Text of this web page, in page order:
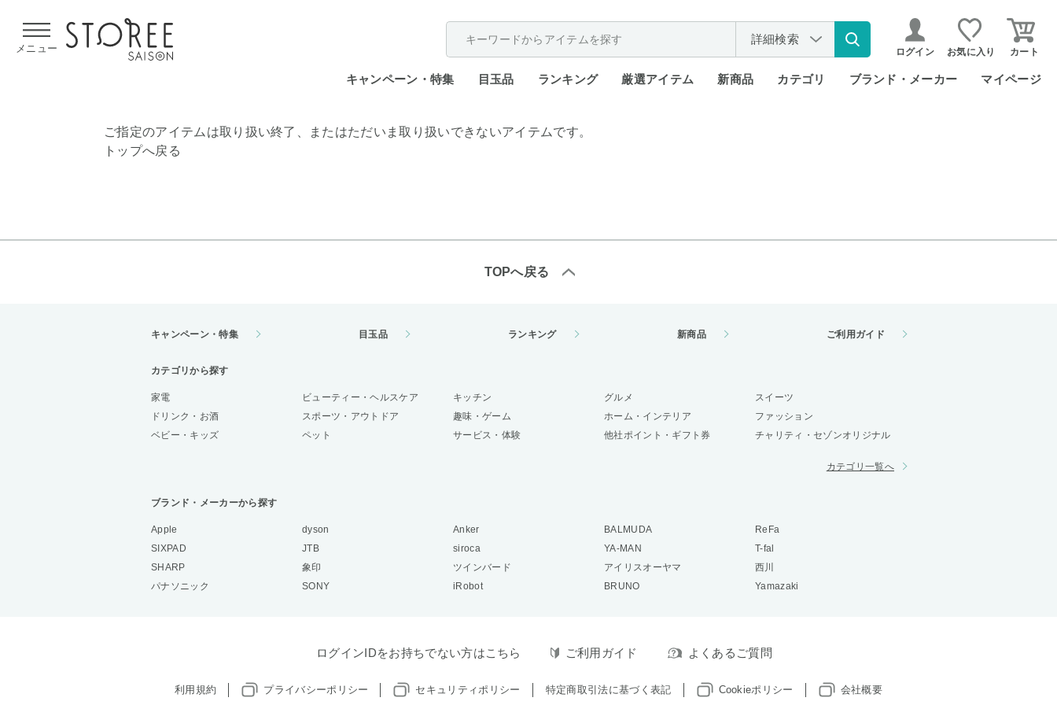
メニュー
詳細検索
ログイン お気に入り カート
キャンペーン・特集 目玉品 ランキング 厳選アイテム 新商品 カテゴリ ブランド・メーカー マイページ
ご指定のアイテムは取り扱い終了、またはただいま取り扱いできないアイテムです。
トップへ戻る
TOPへ戻る
キャンペーン・特集 目玉品 ランキング 新商品 ご利用ガイド
カテゴリから探す
家電 ビューティー・ヘルスケア キッチン グルメ
スイーツ
ドリンク・お酒
スポーツ・アウトドア 趣味・ゲーム ホーム・インテリア
ファッション
ベビー・キッズ
ペット サービス・体験 他社ポイント・ギフト券 チャリティ・セゾンオリジナル
カテゴリ一覧へ
ブランド・メーカーから探す
Apple dyson Anker BALMUDA
ReFa
SIXPAD
JTB siroca YA-MAN
T-fal
SHARP
象印 ツインバード アイリスオーヤマ
西川
パナソニック
SONY iRobot BRUNO Yamazaki
ログインIDをお持ちでない方はこちら ご利用ガイド よくあるご質問
利用規約 プライバシーポリシー セキュリティポリシー 特定商取引法に基づく表記 Cookieポリシー 会社概要